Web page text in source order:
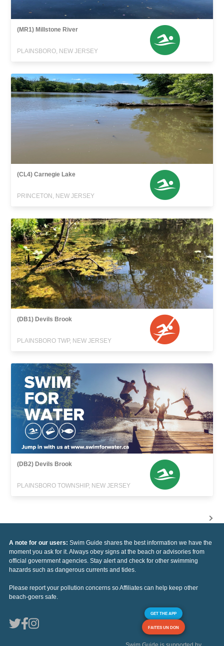
(MR1) Millstone River
PLAINSBORO, NEW JERSEY
(CL4) Carnegie Lake
PRINCETON, NEW JERSEY
(DB1) Devils Brook
PLAINSBORO TWP, NEW JERSEY
(DB2) Devils Brook
PLAINSBORO TOWNSHIP, NEW JERSEY
A note for our users: Swim Guide shares the best information we have the
moment you ask for it. Always obey signs at the beach or advisories from
official government agencies. Stay alert and check for other swimming
hazards such as dangerous currents and tides.
Please report your pollution concerns so Affiliates can help keep other
beach-goers safe.
GET THE APP
FAITES UN DON